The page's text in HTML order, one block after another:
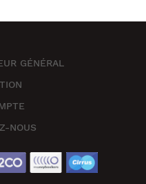
GÉNÉRAL
NOUS